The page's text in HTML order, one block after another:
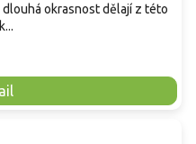
okrasnost dělají z této